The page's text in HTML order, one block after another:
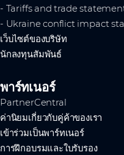
- Tariffs and trade
- Ukraine conflict impact
เว็บไซต์ของบริษัท
นักลงทุนสัมพันธ์
พาร์ทเนอร์
PartnerCentral
ค่านิยมเกี่ยวกับคู่ค้าของเรา
เข้าร่วมเป็นพาร์ทเนอร์
การฝึกอบรมและใบรับรอง